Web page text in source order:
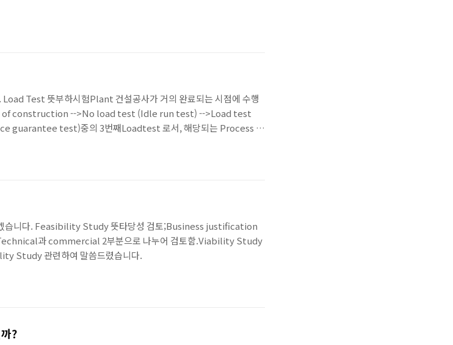
Test 뜻부하시험Plant 건설공사가 거의 완료되는 시점에 수행
of construction -->No load test (Idle run test) -->Load test
test)중의 3번째Loadtest 로서, 해당되는 Process 상
습니다. Feasibility Study 뜻타당성 검토;Business justification
과 commercial 2부분으로 나누어 검토함.Viability Study
Study 관련하여 말씀드렸습니다.
?